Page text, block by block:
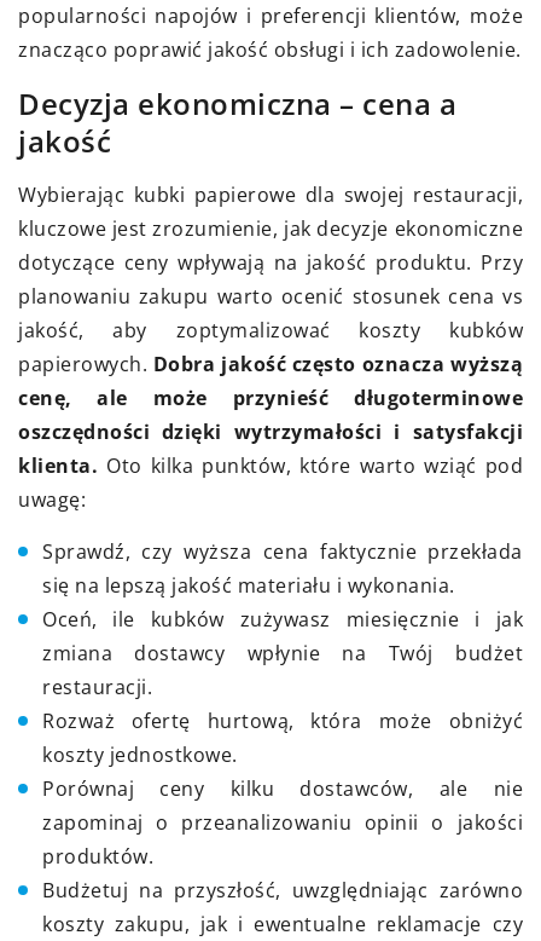
popularności napojów i preferencji klientów, może
znacząco poprawić jakość obsługi i ich zadowolenie.
Decyzja ekonomiczna – cena a
jakość
Wybierając kubki papierowe dla swojej restauracji,
kluczowe jest zrozumienie, jak decyzje ekonomiczne
dotyczące ceny wpływają na jakość produktu. Przy
planowaniu zakupu warto ocenić stosunek cena vs
jakość, aby zoptymalizować koszty kubków
papierowych. Dobra jakość często oznacza wyższą
cenę, ale może przynieść długoterminowe
oszczędności dzięki wytrzymałości i satysfakcji
klienta. Oto kilka punktów, które warto wziąć pod
uwagę:
Sprawdź, czy wyższa cena faktycznie przekłada
się na lepszą jakość materiału i wykonania.
Oceń, ile kubków zużywasz miesięcznie i jak
zmiana dostawcy wpłynie na Twój budżet
restauracji.
Rozważ ofertę hurtową, która może obniżyć
koszty jednostkowe.
Porównaj ceny kilku dostawców, ale nie
zapominaj o przeanalizowaniu opinii o jakości
produktów.
Budżetuj na przyszłość, uwzględniając zarówno
koszty zakupu, jak i ewentualne reklamacje czy